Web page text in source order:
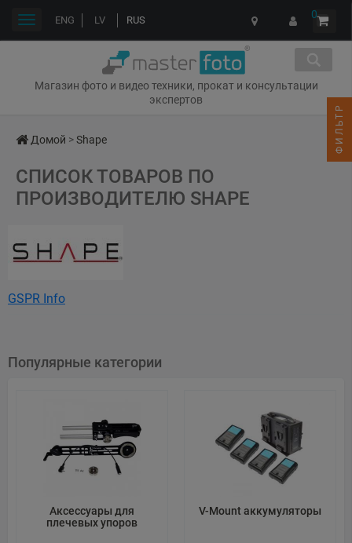
ENG LV RUS 0
Магазин фото и видео техники, прокат и консультации
экспертов
Переключить
Домой >Shape
СПИСОК ТОВАРОВ ПО
ПРОИЗВОДИТЕЛЮ SHAPE
GSPR Info
ResponsibleCompanyAddressInEU: Im Gewerbepark A70, 93059
Regensburg, Germany
ResponsibleCompanyEmailInEU: office@riwit.eu
Source: nefal.tv
CheckedAt: 2026-04-01
Популярные категории
Аксессуары для
плечевых упоров
V-Mount аккумуляторы
ФИЛЬТР